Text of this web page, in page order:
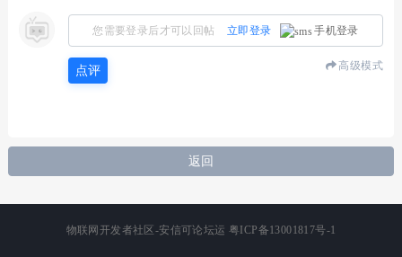
您需要登录后才可以回帖 立即登录 手机登录
点评 高级模式
返回
物联网开发者社区-安信可论坛运 粤ICP备13001817号-1